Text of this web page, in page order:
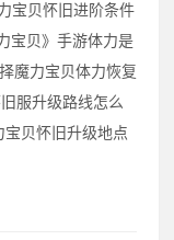
宝贝怀旧进阶条件
宝贝》手游体力是
魔力宝贝体力恢复
服升级路线怎么
贝怀旧升级地点